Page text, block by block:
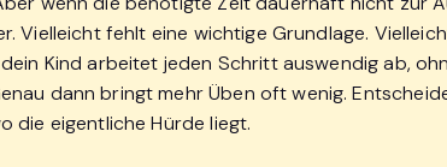
Vielleicht fehlt eine wichtige Grundlage.
Kind arbeitet jeden Schritt auswendig ab,
dann bringt mehr Üben oft wenig.
die eigentliche Hürde liegt.